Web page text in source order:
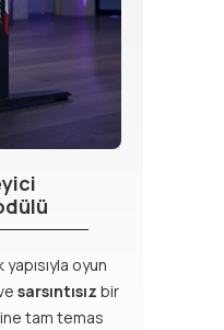
oyun
sarsıntısız bir
tam temas